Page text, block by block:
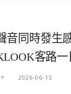
音同時發生
客路
2026-06-15